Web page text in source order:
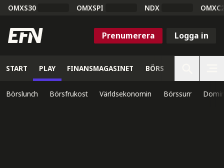
OMXS30 OMXSPI NDX
Prenumerera Logga in
START PLAY FINANSMAGASINET BÖRS
Börslunch Börsfrukost Världsekonomin Börssurr